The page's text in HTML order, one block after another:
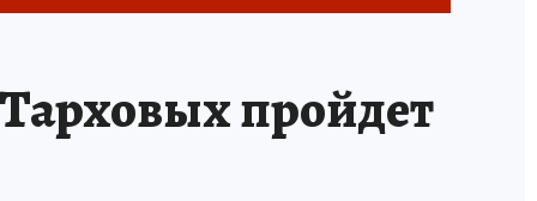
ДЕНЬ ПОБЕДЫ В САМАРЕ 2025пройдет